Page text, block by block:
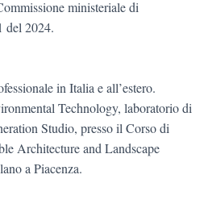
ministeriale di
del 2024.
in Italia e all’estero.
Technology, laboratorio di
Studio, presso il Corso di
Architecture and Landscape
a Piacenza.